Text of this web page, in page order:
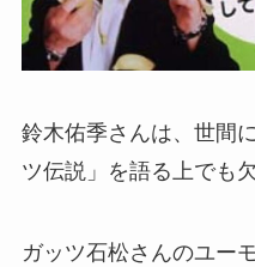
鈴木佑季さんは、世間
ツ伝説」を語る上でも
ガッツ石松さんのユー